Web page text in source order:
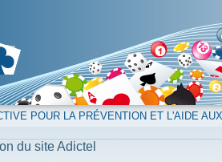
POUR LA PRÉVENTION ET L'AIDE
du site Adictel